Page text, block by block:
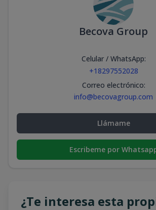
Becova Group
Celular / WhatsApp:
+18297552028
Correo electrónico:
info@becovagroup.com
Llámame
Escribeme por
¿Te interesa esta